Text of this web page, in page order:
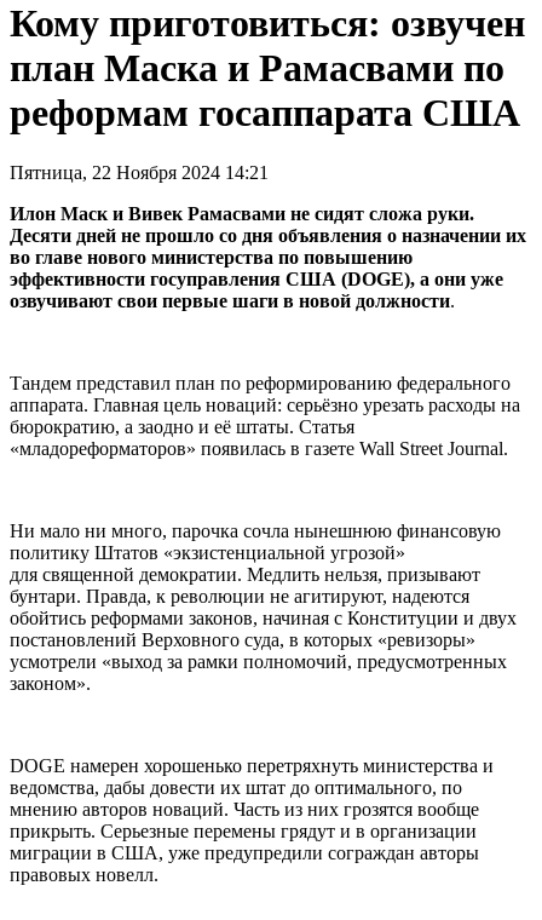
Кому приготовиться: озвучен
план Маска и Рамасвами по
реформам госаппарата США
Пятница, 22 Ноября 2024 14:21
Илон Маск и Вивек Рамасвами не сидят сложа руки.
Десяти дней не прошло со дня объявления о назначении их
во главе нового министерства по повышению
эффективности госуправления США (DOGE), а они уже
озвучивают свои первые шаги в новой должности.
Тандем представил план по реформированию федерального
аппарата. Главная цель новаций: серьёзно урезать расходы на
бюрократию, а заодно и её штаты. Статья
«младореформаторов» появилась в газете Wall Street Journal.
Ни мало ни много, парочка сочла нынешнюю финансовую
политику Штатов «экзистенциальной угрозой»
для священной демократии. Медлить нельзя, призывают
бунтари. Правда, к революции не агитируют, надеются
обойтись реформами законов, начиная с Конституции и двух
постановлений Верховного суда, в которых «ревизоры»
усмотрели «выход за рамки полномочий, предусмотренных
законом».
DOGE намерен хорошенько перетряхнуть министерства и
ведомства, дабы довести их штат до оптимального, по
мнению авторов новаций. Часть из них грозятся вообще
прикрыть. Серьезные перемены грядут и в организации
миграции в США, уже предупредили сограждан авторы
правовых новелл.